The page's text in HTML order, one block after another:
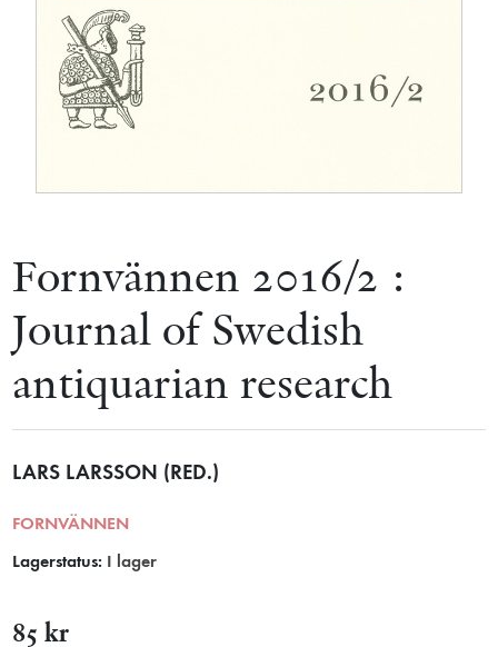
Fornvännen 2016/2 :
Journal of Swedish
antiquarian research
LARS LARSSON (RED.)
FORNVÄNNEN
Lagerstatus: I lager
85 kr